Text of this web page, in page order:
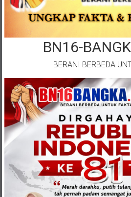
BN16-
BERANI BERBEDA